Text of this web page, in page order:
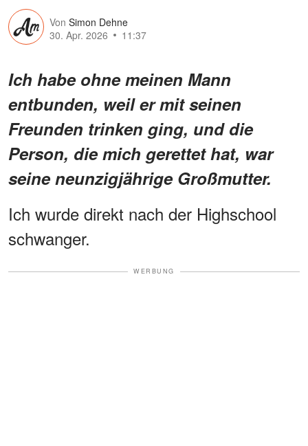
Von Simon Dehne
30. Apr. 2026
11:37
Ich habe ohne meinen Mann
entbunden, weil er mit seinen
Freunden trinken ging, und die
Person, die mich gerettet hat, war
seine neunzigjährige Großmutter.
Ich wurde direkt nach der Highschool
schwanger.
WERBUNG